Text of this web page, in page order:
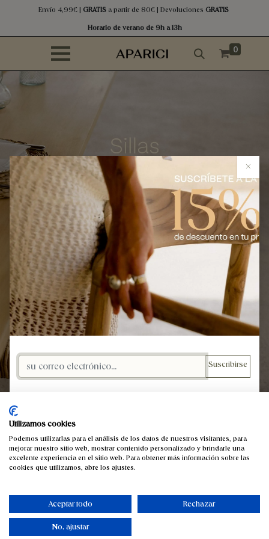
Envío 4,99€ | GRATISa partir de 80€ | Devoluciones GRATIS
Horario de verano de 9h a 13h
0
×
Suscribirse
Utilizamos cookies
Podemos utilizarlas para el análisis de los datos de nuestros visitantes, para
mejorar nuestro sitio web, mostrar contenido personalizado y brindarle una
excelente experiencia en el sitio web. Para obtener más información sobre las
cookies que utilizamos, abre los ajustes.
Aceptar todo Rechazar
No, ajustar